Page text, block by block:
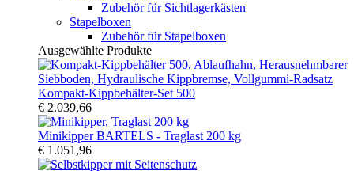
Zubehör für Sichtlagerkästen
Stapelboxen
Zubehör für Stapelboxen
Ausgewählte Produkte
Kompakt-Kippbehälter-Set 500
€ 2.039,66
Minikipper BARTELS - Traglast 200 kg
€ 1.051,96